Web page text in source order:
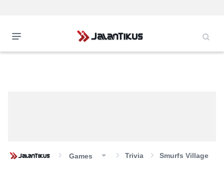
Games Trivia Smurfs Village